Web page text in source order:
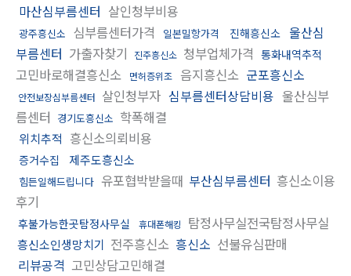
마산심부름센터 살인청부비용
광주흥신소 심부름센터가격 일본밀항가격 진해흥신소 울산심
부름센터 가출자찾기 진주흥신소 청부업체가격 통화내역추적
고민바로해결흥신소 면허증위조 음지흥신소 군포흥신소
안전보장심부름센터 살인청부자 심부름센터상담비용 울산심부
름센터 경기도흥신소 학폭해결
위치추적 흥신소의뢰비용
증거수집 제주도흥신소
힘든일해드립니다 유포협박받을때 부산심부름센터 흥신소이용
후기
후불가능한곳탐정사무실 휴대폰해킹 탐정사무실전국탐정사무실
흥신소인생망치기 전주흥신소 흥신소 선불유심판매
리뷰공격 고민상담고민해결